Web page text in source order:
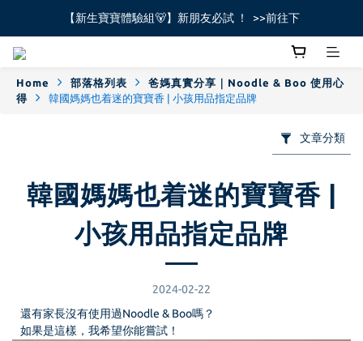
全館不限金額免運費🚚
【新生寶寶體驗組🐻】新朋友必試 ！  >>前往下
Home 部落格列表
爸媽真實分享｜Noodle & Boo 使用心
得
韓國媽媽也着迷的寶寶香 | 小孩用品指定品牌
文章分類
韓國媽媽也着迷的寶寶香 |
小孩用品指定品牌
2024-02-22
還有家長沒有使用過Noodle & Boo嗎？
如果是這樣，我希望你能嘗試！